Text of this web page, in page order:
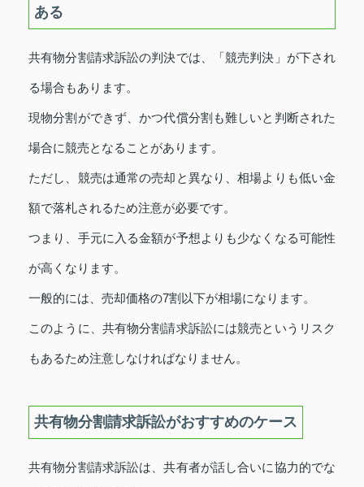
ある
共有物分割請求訴訟の判決では、「競売判決」が下され
る場合もあります。
現物分割ができず、かつ代償分割も難しいと判断された
場合に競売となることがあります。
ただし、競売は通常の売却と異なり、相場よりも低い金
額で落札されるため注意が必要です。
つまり、手元に入る金額が予想よりも少なくなる可能性
が高くなります。
一般的には、売却価格の7割以下が相場になります。
このように、共有物分割請求訴訟には競売というリスク
もあるため注意しなければなりません。
共有物分割請求訴訟がおすすめのケース
共有物分割請求訴訟は、共有者が話し合いに協力的でな